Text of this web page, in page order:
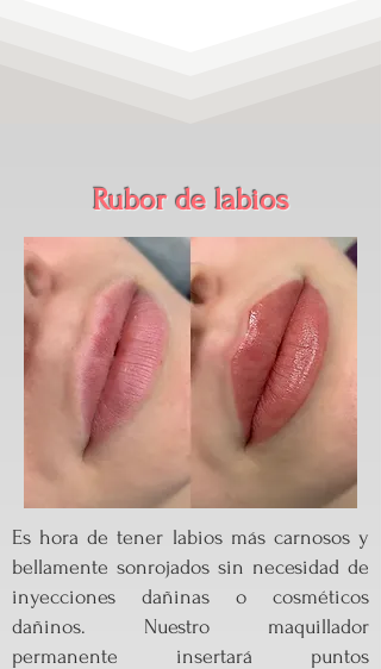
Rubor de labios
Es hora de tener labios más carnosos y
bellamente sonrojados sin necesidad de
inyecciones dañinas o cosméticos
dañinos. Nuestro maquillador
permanente insertará puntos